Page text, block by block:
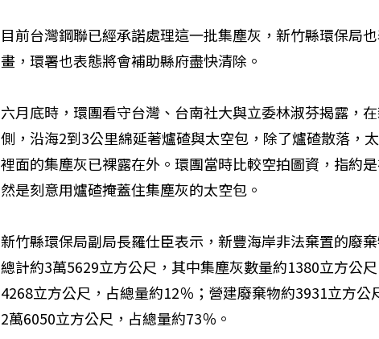
目前台灣鋼聯已經承諾處理這一批集塵灰，新竹縣環保局
畫，環署也表態將會補助縣府盡快清除。
六月底時，環團看守台灣、台南社大與立委林淑芬揭露，
側，沿海2到3公里綿延著爐碴與太空包，除了爐碴散落，
裡面的集塵灰已裸露在外。環團當時比較空拍圖資，指約
然是刻意用爐碴掩蓋住集塵灰的太空包。
新竹縣環保局副局長羅仕臣表示，新豐海岸非法棄置的廢
總計約3萬5629立方公尺，其中集塵灰數量約1380立方公
4268立方公尺，占總量約12％；營建廢棄物約3931立方
2萬6050立方公尺，占總量約73％。